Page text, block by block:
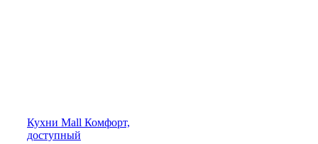
Кухни Mall Комфорт,
доступный